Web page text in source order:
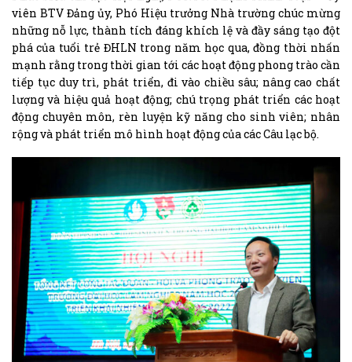
viên BTV Đảng ủy, Phó Hiệu trưởng Nhà trường chúc mừng
những nỗ lực, thành tích đáng khích lệ và đầy sáng tạo đột
phá của tuổi trẻ ĐHLN trong năm học qua, đồng thời nhấn
mạnh rằng trong thời gian tới các hoạt động phong trào cần
tiếp tục duy trì, phát triển, đi vào chiều sâu; nâng cao chất
lượng và hiệu quả hoạt động; chú trọng phát triển các hoạt
động chuyên môn, rèn luyện kỹ năng cho sinh viên; nhân
rộng và phát triển mô hình hoạt động của các Câu lạc bộ.